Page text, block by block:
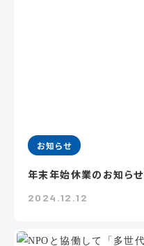
お知らせ
年末年始休業のお知らせ
2024.12.12